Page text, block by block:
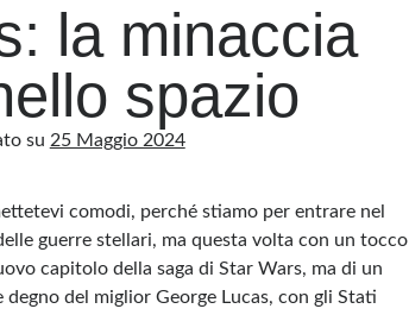
la minaccia
spazio
su 25 Maggio 2024
comodi, perché stiamo per entrare nel
guerre stellari, ma questa volta con un tocco
capitolo della saga di Star Wars, ma di un
del miglior George Lucas, con gli Stati